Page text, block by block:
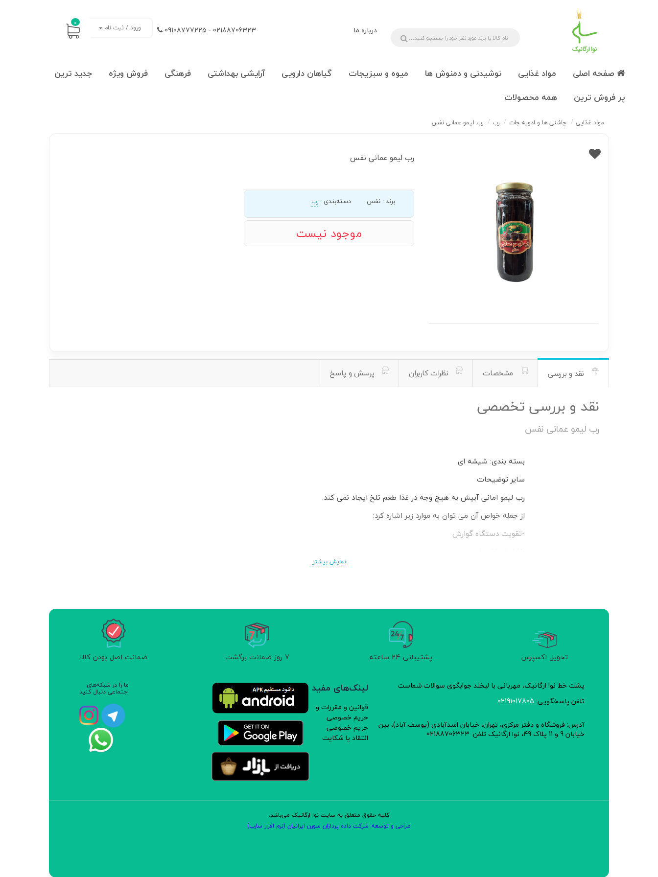
درباره ما 02188706323 - 09108777225 ورود / ثبت نام 0
صفحه اصلی مواد غذایی نوشیدنی و دمنوش ها میوه و سبزیجات گیاهان دارویی آرایشی بهداشتی فرهنگی فروش ویژه
جدید ترین
پر فروش ترین
همه محصولات
مواد غذایی چاشنی ها و ادویه جات رب رب لیمو عمانی نفس
رب لیمو عمانی نفس
برند:نفس دسته‌بندی :رب
موجود نیست
نقد و بررسی مشخصات نظرات کاربران پرسش و پاسخ
نقد و بررسی تخصصی
رب لیمو عمانی نفس
بسته بندی: شیشه ای
سایر توضیحات
رب لیمو امانی آبیش به هیچ وجه در غذا طعم تلخ ایجاد نمی کند.
از جمله خواص آن می توان به موارد زیر اشاره کرد:
-تقویت دستگاه گوارش
-کمک به درمان سرماخوردگی و سرفه
پیشگیری از سرطان و تقویت سیستم ایمنی بدن
نمایش بیشتر
تحویل اکسپرس پشتیبانی 24 ساعته 7 روز ضمانت برگشت ضمانت اصل بودن کالا
پشت خط نوا ارگانیک، مهربانی با لبخند جوابگوی سوالات شماست
تلفن پاسخگویی: 02191017805
آدرس: فروشگاه و دفتر مرکزی، تهران، خیابان اسدآبادی (یوسف آباد)، بین
خیابان 9 و 11 پلاک 49، نوا ارگانیک تلفن: 02188706323
لینک‌های مفید
قوانین و مقررات و
حریم خصوصی
حریم خصوصی
انتقاد یا شکایت
ما را در شبکه‌های
اجتماعی دنبال کنید
کلیه حقوق متعلق به سایت نوا ارگانیک می‌باشد.
طراحی و توسعه: شرکت داده پردازان سورن ایرانیان (نرم افزار سارب)